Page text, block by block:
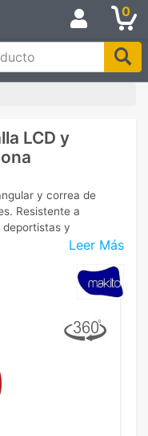
0
LCD y
Leer Más
y correa de
Resistente a
deportistas y